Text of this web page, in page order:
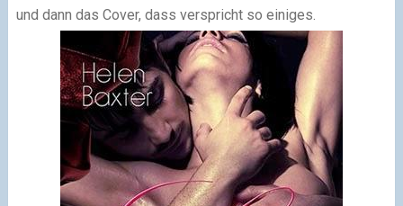
und dann das Cover, dass verspricht so einiges.